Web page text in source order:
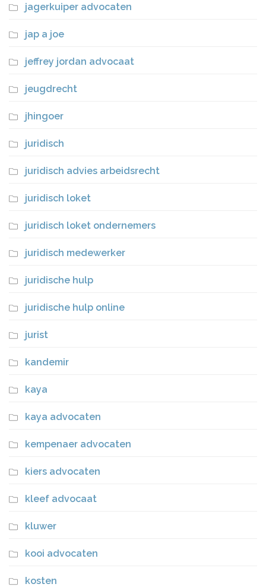
jagerkuiper advocaten
jap a joe
jeffrey jordan advocaat
jeugdrecht
jhingoer
juridisch
juridisch advies arbeidsrecht
juridisch loket
juridisch loket ondernemers
juridisch medewerker
juridische hulp
juridische hulp online
jurist
kandemir
kaya
kaya advocaten
kempenaer advocaten
kiers advocaten
kleef advocaat
kluwer
kooi advocaten
kosten